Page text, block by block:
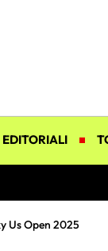
EDITORIALI
Us Open 2025